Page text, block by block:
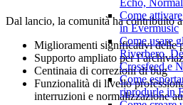
Echo,
Come
in Evermusic
Come usare
Riverbero,
Crossfeed e
Come
riprodurle in
Dal lancio, la comunità ha contribuito
Miglioramenti significativi delle
Supporto ampliato per
Centinaia di correzioni di bug
Funzionalità di livello
interruzioni e normalizzazione